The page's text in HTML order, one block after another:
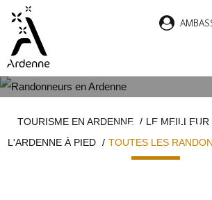
contenu
principal
ARDENNE
d'ArianeTOURISME EN ARDENNE
LE
L'ARDENNE À PIED
TOUTES LES